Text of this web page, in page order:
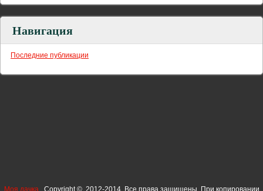
Навигация
Последние публикации
Моя дачка Copyright © 2012-2014. Все права защищены. При копировании